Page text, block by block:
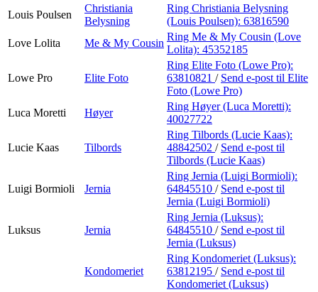
Louis Poulsen
Christiania
Belysning
Ring Christiania Belysning
(Louis Poulsen): 63816590
Love Lolita
Me & My Cousin
Ring Me & My Cousin (Love
Lolita): 45352185
Lowe Pro Elite Foto
Ring Elite Foto (Lowe Pro):
63810821 / Send e-post til Elite
Foto (Lowe Pro)
Luca Moretti
Høyer
Ring Høyer (Luca Moretti):
40027722
Lucie Kaas Tilbords
Ring Tilbords (Lucie Kaas):
48842502 / Send e-post til
Tilbords (Lucie Kaas)
Luigi Bormioli Jernia
Ring Jernia (Luigi Bormioli):
64845510 / Send e-post til
Jernia (Luigi Bormioli)
Luksus Jernia
Ring Jernia (Luksus):
64845510 / Send e-post til
Jernia (Luksus)
Kondomeriet
Ring Kondomeriet (Luksus):
63812195 / Send e-post til
Kondomeriet (Luksus)